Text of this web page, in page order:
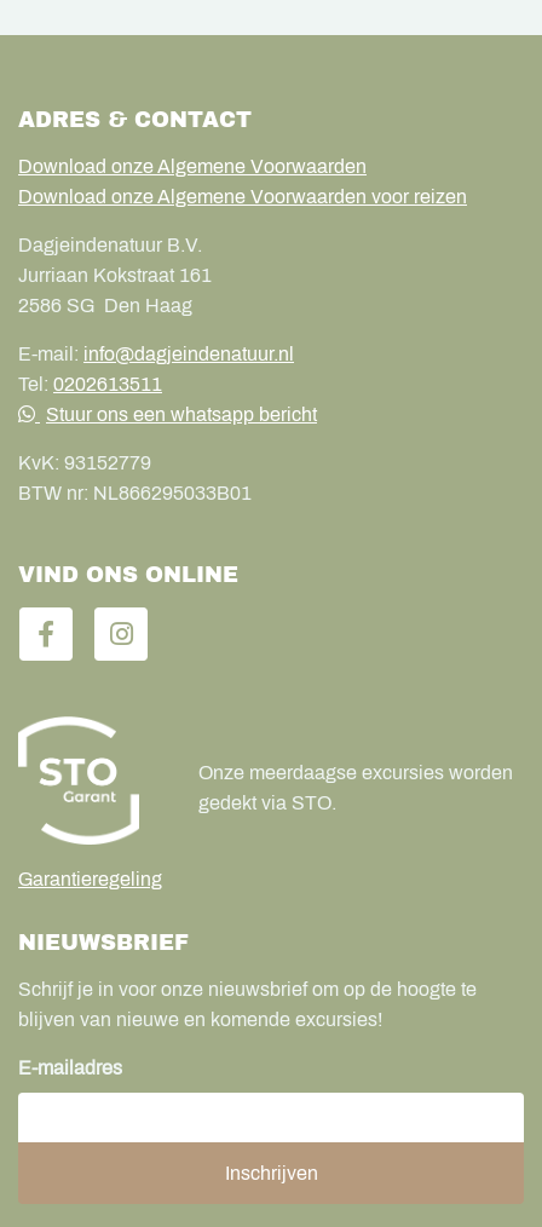
ADRES & CONTACT
Download onze Algemene Voorwaarden
Download onze Algemene Voorwaarden voor reizen
Dagjeindenatuur B.V.
Jurriaan Kokstraat 161
2586 SG Den Haag
E-mail: info@dagjeindenatuur.nl
Tel: 0202613511
Stuur ons een whatsapp bericht
KvK: 93152779
BTW nr: NL866295033B01
VIND ONS ONLINE
Garantieregeling
Onze meerdaagse excursies worden
gedekt via STO.
NIEUWSBRIEF
Schrijf je in voor onze nieuwsbrief om op de hoogte te
blijven van nieuwe en komende excursies!
E-mailadres